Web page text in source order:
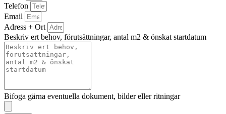
Telefon
Email
Adress + Ort
Beskriv ert behov, förutsättningar, antal m2 & önskat startdatum
Bifoga gärna eventuella dokument, bilder eller ritningar